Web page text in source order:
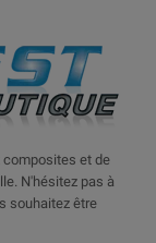
composites et de
N'hésitez pas à
souhaitez être